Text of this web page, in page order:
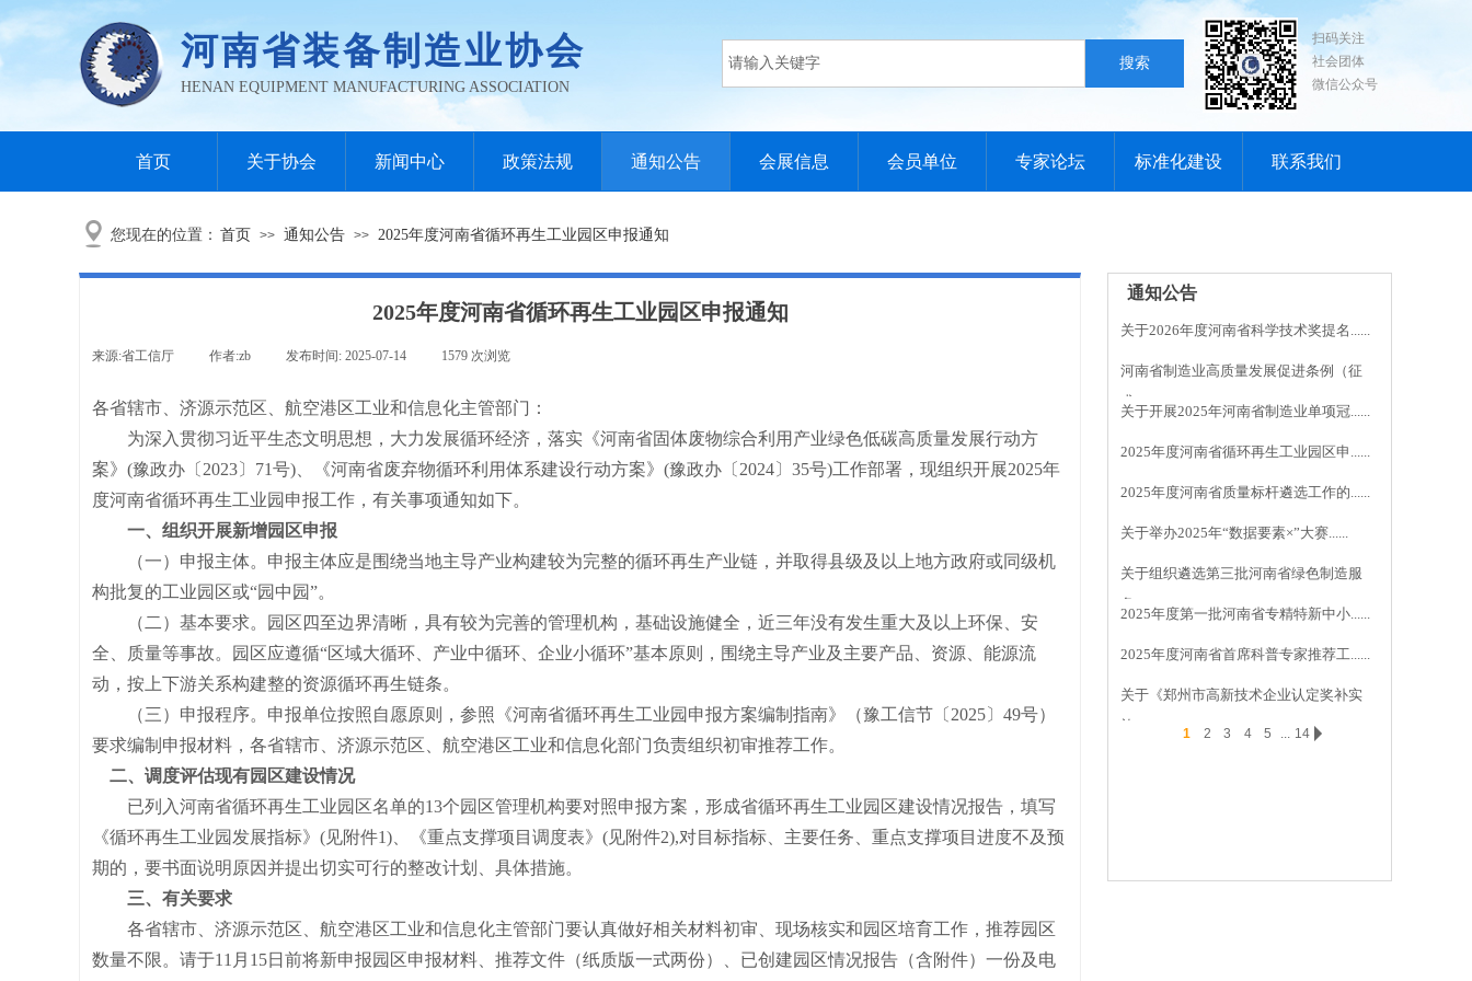
搜索
扫码关注
社会团体
微信公众号
河南省装备制造业协会
HENAN EQUIPMENT MANUFACTURING ASSOCIATION
首页 关于协会 新闻中心 政策法规 通知公告 会展信息 会员单位 专家论坛 标准化建设 联系我们
您现在的位置： 首页 >> 通知公告 >> 2025年度河南省循环再生工业园区申报通知
关于2026年度河南省科学技术奖提名......
河南省制造业高质量发展促进条例（征
求......
关于开展2025年河南省制造业单项冠......
2025年度河南省循环再生工业园区申......
2025年度河南省质量标杆遴选工作的......
关于举办2025年“数据要素×”大赛......
关于组织遴选第三批河南省绿色制造服
务......
2025年度第一批河南省专精特新中小......
2025年度河南省首席科普专家推荐工......
关于《郑州市高新技术企业认定奖补实
施......
1 2 3 4 5 ... 14
通知公告
2025年度河南省循环再生工业园区申报通知
来源:省工信厅 作者:zb 发布时间: 2025-07-14 1579 次浏览
各省辖市、济源示范区、航空港区工业和信息化主管部门：
为深入贯彻习近平生态文明思想，大力发展循环经济，落实《河南省固体废物综合利用产业绿色低碳高质量发展行动方
案》(豫政办〔2023〕71号)、《河南省废弃物循环利用体系建设行动方案》(豫政办〔2024〕35号)工作部署，现组织开展2025年
度河南省循环再生工业园申报工作，有关事项通知如下。
一、组织开展新增园区申报
（一）申报主体。申报主体应是围绕当地主导产业构建较为完整的循环再生产业链，并取得县级及以上地方政府或同级机
构批复的工业园区或“园中园”。
（二）基本要求。园区四至边界清晰，具有较为完善的管理机构，基础设施健全，近三年没有发生重大及以上环保、安
全、质量等事故。园区应遵循“区域大循环、产业中循环、企业小循环”基本原则，围绕主导产业及主要产品、资源、能源流
动，按上下游关系构建整的资源循环再生链条。
（三）申报程序。申报单位按照自愿原则，参照《河南省循环再生工业园申报方案编制指南》（豫工信节〔2025〕49号）
要求编制申报材料，各省辖市、济源示范区、航空港区工业和信息化部门负责组织初审推荐工作。
二、调度评估现有园区建设情况
已列入河南省循环再生工业园区名单的13个园区管理机构要对照申报方案，形成省循环再生工业园区建设情况报告，填写
《循环再生工业园发展指标》(见附件1)、《重点支撑项目调度表》(见附件2),对目标指标、主要任务、重点支撑项目进度不及预
期的，要书面说明原因并提出切实可行的整改计划、具体措施。
三、有关要求
各省辖市、济源示范区、航空港区工业和信息化主管部门要认真做好相关材料初审、现场核实和园区培育工作，推荐园区
数量不限。请于11月15日前将新申报园区申报材料、推荐文件（纸质版一式两份）、已创建园区情况报告（含附件）一份及电